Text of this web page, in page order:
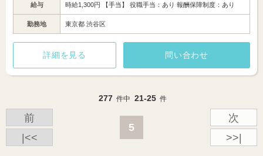
給与 時給1,300円 【手当】 役職手当：あり 報酬保障制度：あり
勤務地 東京都 渋谷区
詳細を見る 問い合わせ
277 件中 21-25 件
|<<
前
5
次
>>|